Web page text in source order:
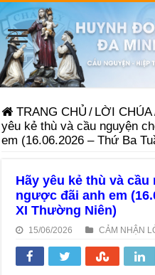
TRANG CHỦ / LỜI CHÚA
yêu kẻ thù và cầu nguyện
em (16.06.2026 – Thứ Ba
Hãy yêu kẻ thù và
ngược đãi anh em
XI Thường Niên)
15/06/2026 CẢM NHẬN